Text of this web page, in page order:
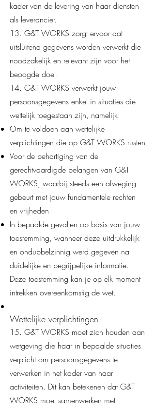
kader van de levering van haar diensten
als leverancier.
13. G&T WORKS zorgt ervoor dat
uitsluitend gegevens worden verwerkt die
noodzakelijk en relevant zijn voor het
beoogde doel.
14. G&T WORKS verwerkt jouw
persoonsgegevens enkel in situaties die
wettelijk toegestaan zijn, namelijk:
Om te voldoen aan wettelijke
verplichtingen die op G&T WORKS rusten
Voor de behartiging van de
gerechtvaardigde belangen van G&T
WORKS, waarbij steeds een afweging
gebeurt met jouw fundamentele rechten
en vrijheden
In bepaalde gevallen op basis van jouw
toestemming, wanneer deze uitdrukkelijk
en ondubbelzinnig werd gegeven na
duidelijke en begrijpelijke informatie.
Deze toestemming kan je op elk moment
intrekken overeenkomstig de wet.
Wettelijke verplichtingen
15. G&T WORKS moet zich houden aan
wetgeving die haar in bepaalde situaties
verplicht om persoonsgegevens te
verwerken in het kader van haar
activiteiten. Dit kan betekenen dat G&T
WORKS moet samenwerken met